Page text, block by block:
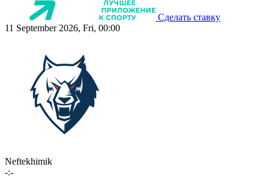
Сделать ставку
11 September 2026, Fri, 00:00
Neftekhimik
-:-